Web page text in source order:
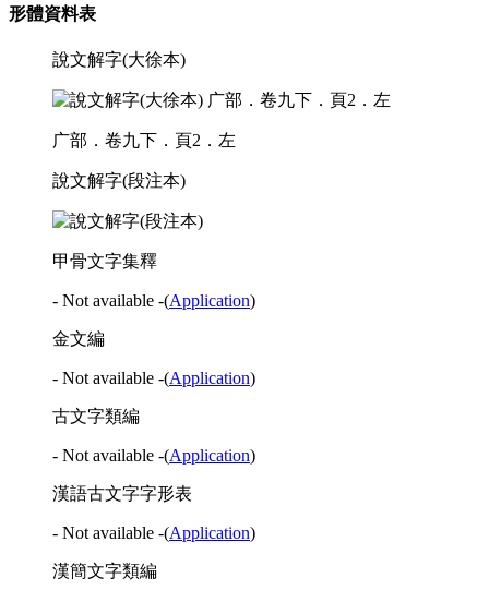
形體資料表
說文解字(大徐本)
广部．卷九下．頁2．左
說文解字(段注本)
甲骨文字集釋
- Not available -(Application)
金文編
- Not available -(Application)
古文字類編
- Not available -(Application)
漢語古文字字形表
- Not available -(Application)
漢簡文字類編